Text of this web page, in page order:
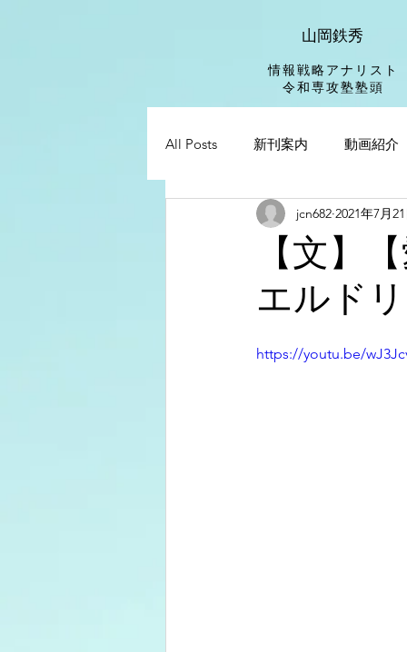
山岡鉄秀
情報戦略アナリスト
​令和専攻塾塾頭
All Posts 新刊案内 動画紹介
【文】
エルド
jcn682 2021年7月
https://youtu.be/